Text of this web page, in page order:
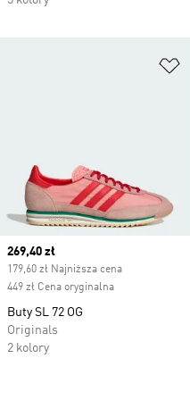
Current price
269,40 zł
179,60 zł Najniższa cena
449 zł Cena oryginalna
Buty SL 72 OG
Originals
2 kolory